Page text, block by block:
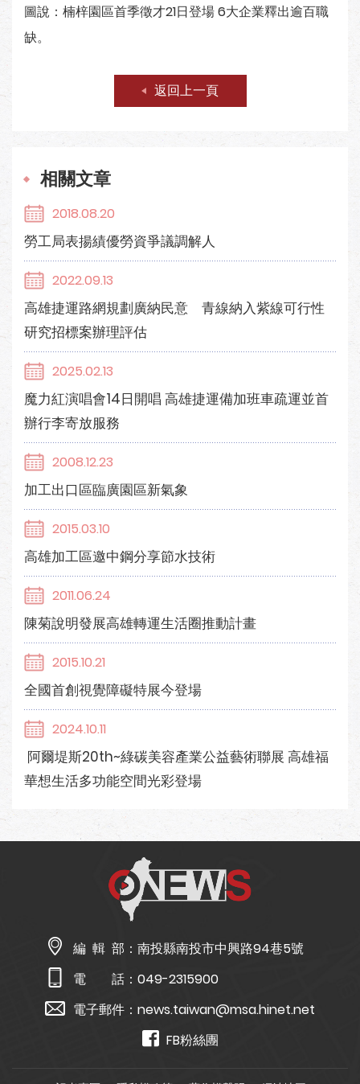
圖說：楠梓園區首季徵才21日登場 6大企業釋出逾百職
缺。
返回上一頁
相關文章
2018.08.20
勞工局表揚績優勞資爭議調解人
2022.09.13
高雄捷運路網規劃廣納民意 青線納入紫線可行性
研究招標案辦理評估
2025.02.13
魔力紅演唱會14日開唱 高雄捷運備加班車疏運並首
辦行李寄放服務
2008.12.23
加工出口區臨廣園區新氣象
2015.03.10
高雄加工區邀中鋼分享節水技術
2011.06.24
陳菊說明發展高雄轉運生活圈推動計畫
2015.10.21
全國首創視覺障礙特展今登場
2024.10.11
阿爾堤斯20th~綠碳美容產業公益藝術聯展 高雄福
華想生活多功能空間光彩登場
編 輯 部： 南投縣南投市中興路94巷5號
電 話： 049-2315900
電子郵件： news.taiwan@msa.hinet.net
FB粉絲團